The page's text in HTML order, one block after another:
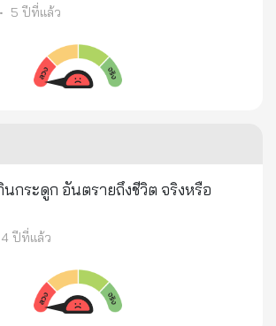
วในการรักษา จะทำลายเซลล์มะเร็ง
ละฟลาโวนอยด์ในน้ำมะนาว สามารถ
หิต ป้องกันการเกิดลิ่มเลือดในหลอด
ดูแลสุขภาพของตัวเองให้ดีนะคะ 🙏🏻
เห็ดมากมาย แต่เราไม่เคยรู้ถึง....ผล
ต่เราจะแน่ใจได้อย่างไร
ปลอดภัย จึงอยากให้ทุกคนโปรด
จะรู้กันแต่ประโยชน์ของเห็ด โดยเฉพาะ
ที่ตัวเรา ว่าเราควร
กกินเห็ด จะได้ป้องกันตนเอง
• 5 ปีที่แล้ว
กระดูก อันตรายถึงชีวิต จริงหรือ
4 ปีที่แล้ว